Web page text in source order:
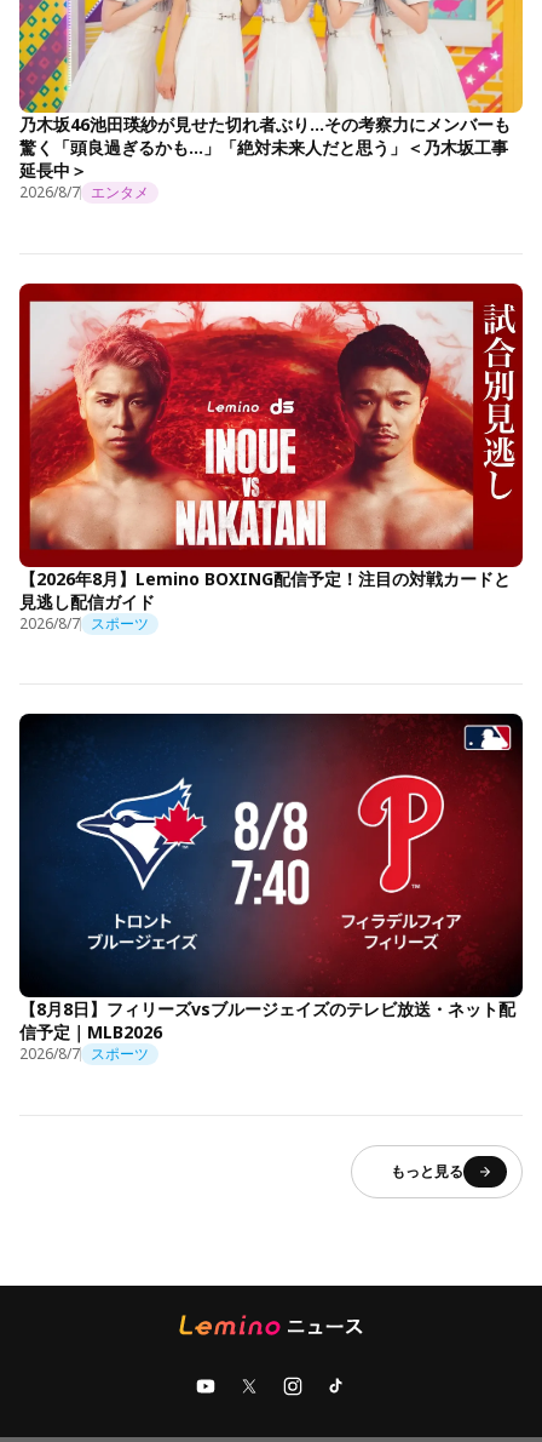
乃木坂46池田瑛紗が見せた切れ者ぶり…その考察力にメンバーも
驚く「頭良過ぎるかも…」「絶対未来人だと思う」＜乃木坂工事
延長中＞
2026/8/7 エンタメ
【2026年8月】Lemino BOXING配信予定！注目の対戦カードと
見逃し配信ガイド
2026/8/7 スポーツ
【8月8日】フィリーズvsブルージェイズのテレビ放送・ネット配
信予定｜MLB2026
2026/8/7 スポーツ
もっと見る